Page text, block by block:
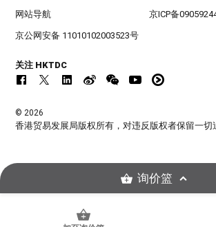
网站导航 京ICP备
京公网安备 11010102003523号
关注 HKTDC
© 2026
香港贸易发展局版权所有，对违反版权者保留一切
询价篮